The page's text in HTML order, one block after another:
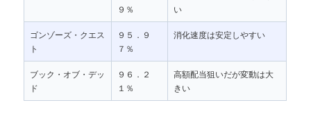
９％
い
ゴンゾーズ・クエス
ト
９５．９
７％
消化速度は安定しやすい
ブック・オブ・デッ
ド
９６．２
１％
高額配当狙いだが変動は大
きい